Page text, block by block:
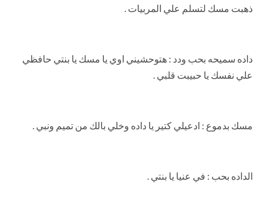
ذهبت مسك لتسلم علي المربيات .
داده سميحه بحب ودد : هتوحشيني اوي يا مسك يا بنتي حافظي
علي نفسك يا حبيبت قلبي .
مسك بدموع : ادعيلي كتير يا داده وخلي بالك من تميم ونبي .
الداده بحب : في عنيا يا بنتي .